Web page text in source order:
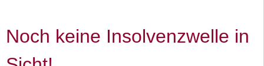
Noch keine Insolvenzwelle in